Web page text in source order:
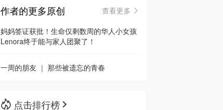
🇳🇿新西兰
作者的更多原创
查看更多
妈妈签证获批！生命仅剩数周的华人小女孩
Lenora终于能与家人团聚了！
一周的朋友 ｜ 那些被遗忘的青春
点击排行榜